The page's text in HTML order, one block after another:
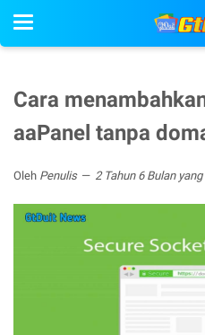
Cara
aaPanel tanpa
Oleh Penulis 2 Tahun 6 Bulan